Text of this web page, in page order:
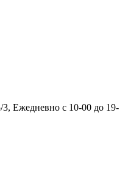
3, Ежедневно с 10-00 до 19-